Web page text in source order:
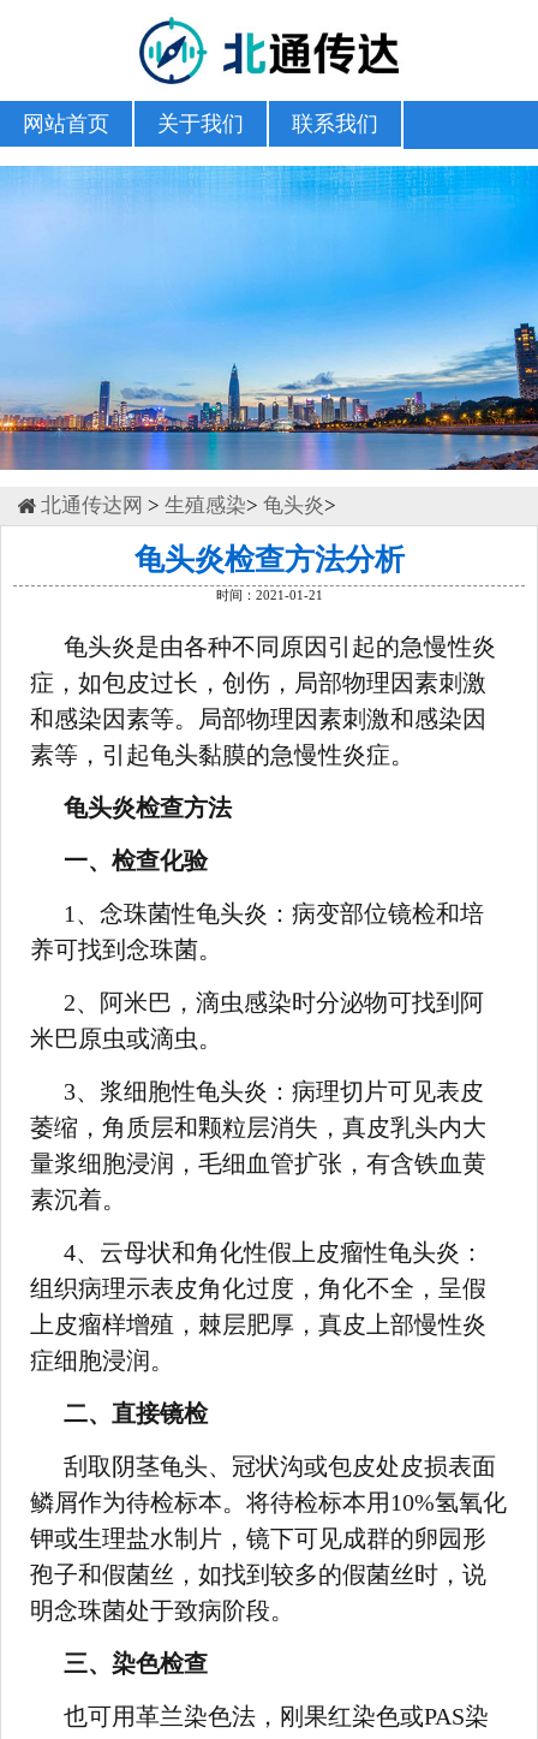
网站首页 关于我们 联系我们
北通传达网 > 生殖感染> 龟头炎>
龟头炎检查方法分析
时间：2021-01-21
龟头炎是由各种不同原因引起的急慢性炎
症，如包皮过长，创伤，局部物理因素刺激
和感染因素等。局部物理因素刺激和感染因
素等，引起龟头黏膜的急慢性炎症。
龟头炎检查方法
一、检查化验
1、念珠菌性龟头炎：病变部位镜检和培
养可找到念珠菌。
2、阿米巴，滴虫感染时分泌物可找到阿
米巴原虫或滴虫。
3、浆细胞性龟头炎：病理切片可见表皮
萎缩，角质层和颗粒层消失，真皮乳头内大
量浆细胞浸润，毛细血管扩张，有含铁血黄
素沉着。
4、云母状和角化性假上皮瘤性龟头炎：
组织病理示表皮角化过度，角化不全，呈假
上皮瘤样增殖，棘层肥厚，真皮上部慢性炎
症细胞浸润。
二、直接镜检
刮取阴茎龟头、冠状沟或包皮处皮损表面
鳞屑作为待检标本。将待检标本用10%氢氧化
钾或生理盐水制片，镜下可见成群的卵园形
孢子和假菌丝，如找到较多的假菌丝时，说
明念珠菌处于致病阶段。
三、染色检查
也可用革兰染色法，刚果红染色或PAS染